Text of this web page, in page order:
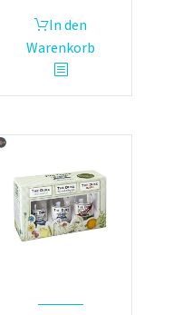
In den
Warenkorb